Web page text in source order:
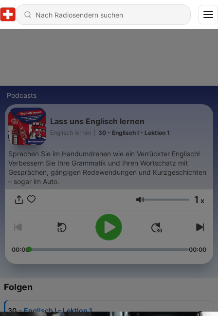
Podcasts
Lass uns Englisch lernen
Englisch lernen 30 - Englisch I - Lektion 1
Sprechen Sie im Handumdrehen wie ein Verrückter Englisch!
Verbessern Sie Ihre Grammatik und Ihren Wortschatz mit
Gesprächen, gängigen Redewendungen und Kurzgeschichten
– sogar im Auto.
Lautstärke 1 x
00:00 00:00
Folgen
30 - Englisch I - Lektion 1